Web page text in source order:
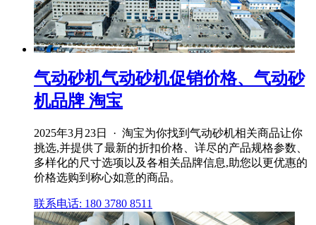
气动砂机气动砂机促销价格、气动砂
机品牌 淘宝
2025年3月23日 · 淘宝为你找到气动砂机相关商品让你
挑选,并提供了最新的折扣价格、详尽的产品规格参数、
多样化的尺寸选项以及各相关品牌信息,助您以更优惠的
价格选购到称心如意的商品。
联系电话: 180 3780 8511